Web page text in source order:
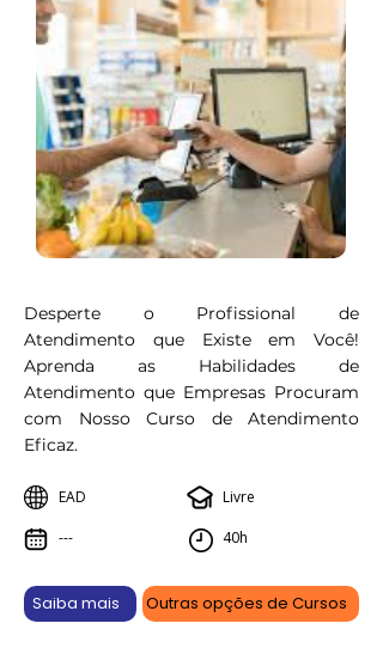
Desperte o Profissional de
Atendimento que Existe em Você!
Aprenda as Habilidades de
Atendimento que Empresas Procuram
com Nosso Curso de Atendimento
Eficaz.
EAD
---
Livre
40h
Saiba mais Outras opções de Cursos